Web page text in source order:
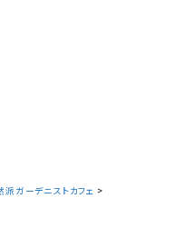
ガーデニストカフェ >